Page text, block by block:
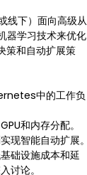
线下）面向高级从
器学习技术来优化
和自动扩展策
中的工作负
和内存分配。
现智能自动扩展。
础设施成本和延
讨论。